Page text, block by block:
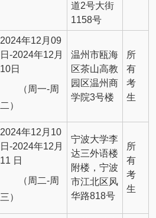
道2号大街
1158号
2024年12月09
日-2024年12月
10日
（周一-周
二）
温州市瓯海
区茶山高教
园区温州商
学院3号楼
所
有
考
生
2024年12月10
日-2024年12月
11 日
（周二-周
三）
宁波大学李
达三外语楼
附楼，宁波
市江北区风
华路818号
所
有
考
生